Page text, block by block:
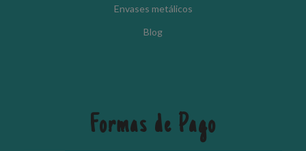
Envases metálicos
Blog
Formas de Pago